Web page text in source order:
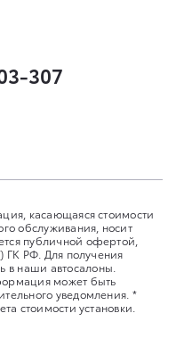
307
касающаяся стоимости
обслуживания, носит
публичной офертой,
ГК РФ. Для получения
наши автосалоны.
может быть
уведомления. *
стоимости установки.